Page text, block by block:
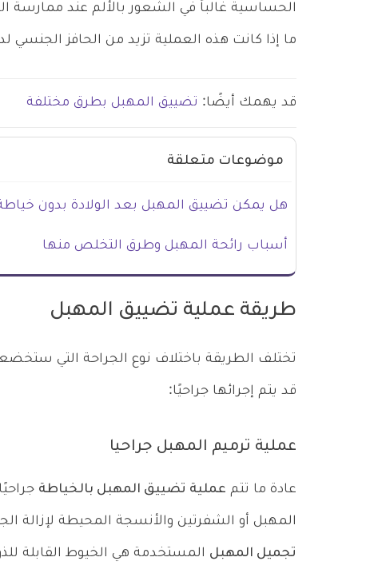
الحساسية غالباً في الشعور بالألم عند ممارسة
ما إذا كانت هذه العملية تزيد من الحافز الجنسي
قد يهمك أيضًا: تضييق المهبل بطرق مختلفة
موضوعات متعلقة
هل يمكن تضييق المهبل بعد الولادة بدون
أسباب رائحة المهبل وطرق التخلص منها
طريقة عملية تضييق المهبل
تختلف الطريقة باختلاف نوع الجراحة التي
قد يتم إجرائها جراحيًا:
عملية ترميم المهبل جراحيا
عادة ما تتم عملية تضييق المهبل بالخياطة
المهبل أو الشفرتين والأنسجة المحيطة لإزالة
تجميل المهبل المستخدمة هي الخيوط القابلة